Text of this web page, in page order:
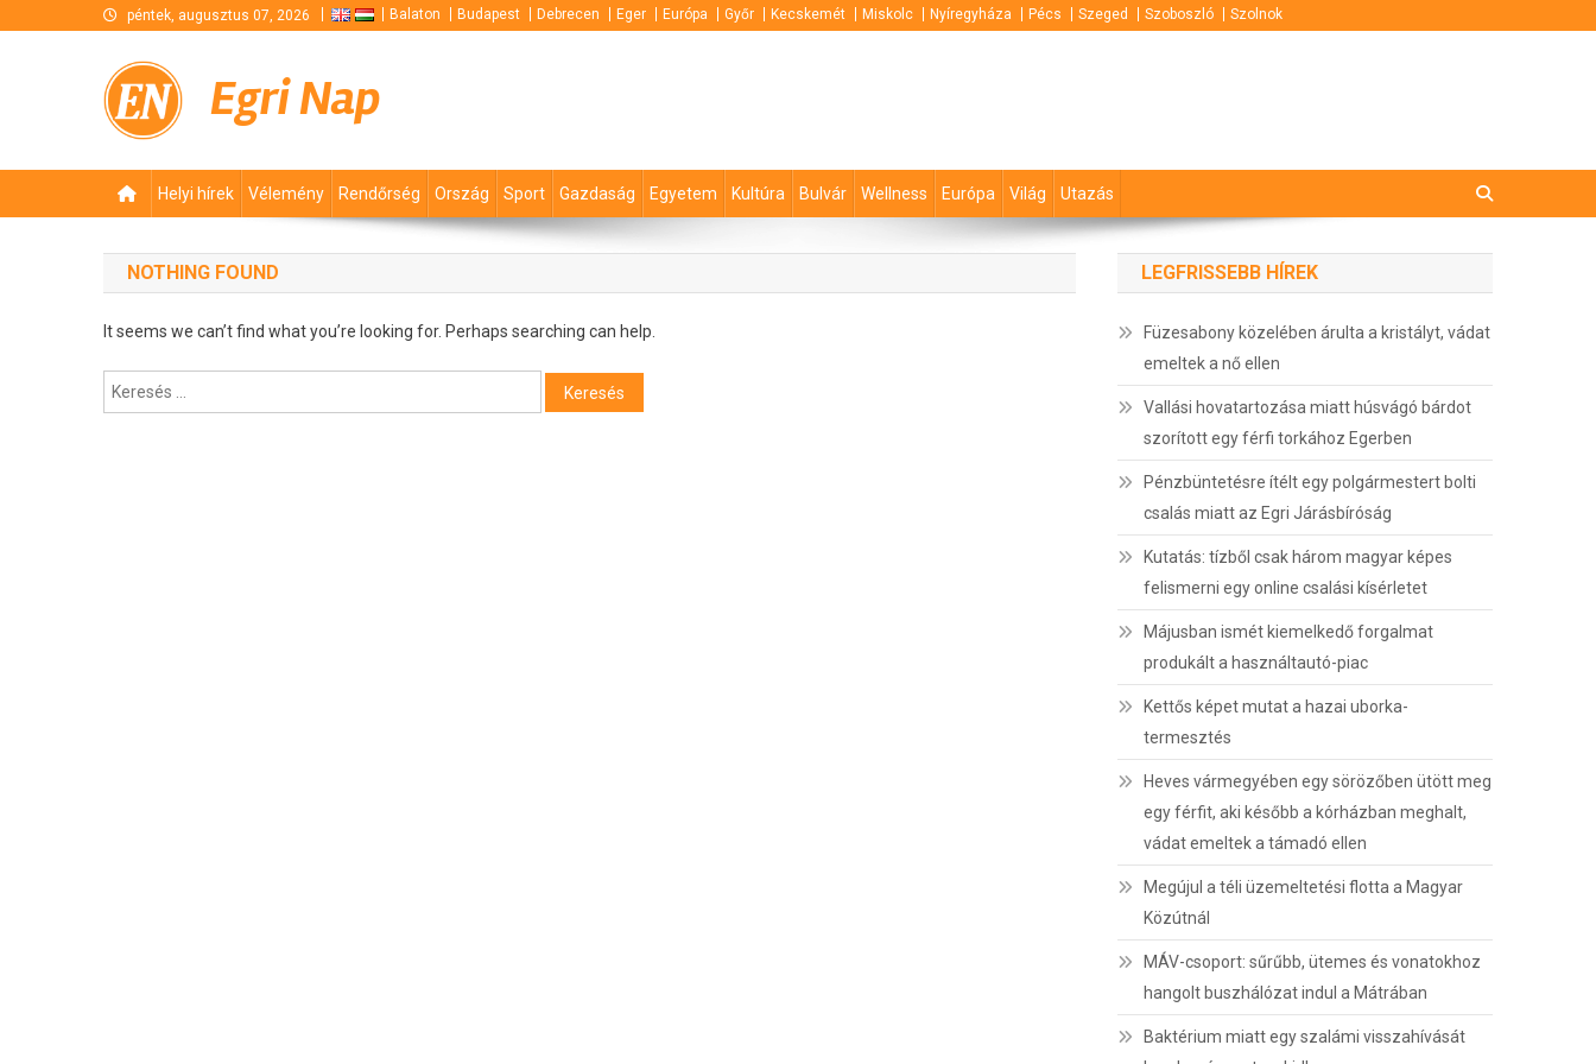
péntek, augusztus 07, 2026 Balaton Budapest Debrecen Eger Európa Győr Kecskemét Miskolc Nyíregyháza Pécs Szeged Szoboszló Szolnok
Egri Nap
Helyi hírek Vélemény Rendőrség Ország Sport Gazdaság Egyetem Kultúra Bulvár Wellness Európa Világ Utazás
NOTHING FOUND
It seems we can’t find what you’re looking for. Perhaps searching can help.
Keresés:
LEGFRISSEBB HÍREK
Füzesabony közelében árulta a kristályt, vádat
emeltek a nő ellen
Vallási hovatartozása miatt húsvágó bárdot
szorított egy férfi torkához Egerben
Pénzbüntetésre ítélt egy polgármestert bolti
csalás miatt az Egri Járásbíróság
Kutatás: tízből csak három magyar képes
felismerni egy online csalási kísérletet
Májusban ismét kiemelkedő forgalmat
produkált a használtautó-piac
Kettős képet mutat a hazai uborka-
termesztés
Heves vármegyében egy sörözőben ütött meg
egy férfit, aki később a kórházban meghalt,
vádat emeltek a támadó ellen
Megújul a téli üzemeltetési flotta a Magyar
Közútnál
MÁV-csoport: sűrűbb, ütemes és vonatokhoz
hangolt buszhálózat indul a Mátrában
Baktérium miatt egy szalámi visszahívását